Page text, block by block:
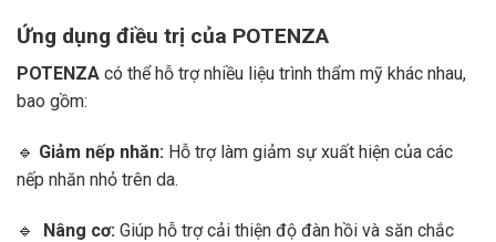
Ứng dụng điều trị của POTENZA
POTENZA có thể hỗ trợ nhiều liệu trình thẩm mỹ khác nhau,
bao gồm:
🔹 Giảm nếp nhăn: Hỗ trợ làm giảm sự xuất hiện của các
nếp nhăn nhỏ trên da.
🔹 Nâng cơ: Giúp hỗ trợ cải thiện độ đàn hồi và săn chắc